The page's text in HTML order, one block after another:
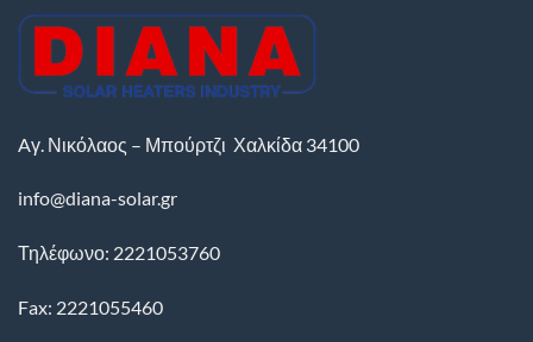
Aγ. Νικόλαος – Μπούρτζι Χαλκίδα 34100
info@diana-solar.gr
Τηλέφωνο: 2221053760
Fax: 2221055460